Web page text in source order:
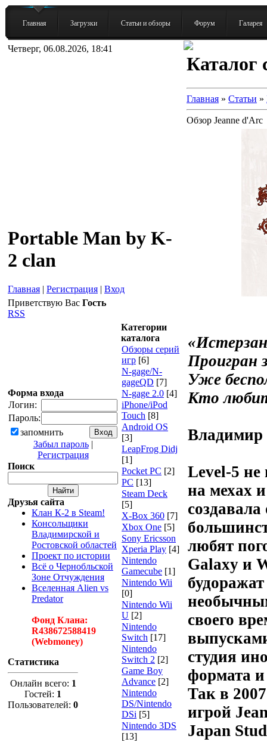
Главная Загрузки Статьи и обзоры Форум Галарея
Четверг, 06.08.2026, 18:41
Portable Man by K-
2 clan
Главная | Регистрация | Вход
Приветствую Вас Гость
RSS
Форма входа
Логин:
Пароль:
запомнить
Забыл пароль|
Регистрация
Поиск
Друзья сайта
Клан К-2 в Steam!
Консольщики
Владимирской и
Ростовской областей
Проект по истории
Всё о Чернобльской
Зоне Отчуждения
Вселенная Alien vs
Predator
Фонд Клана:
R438672588419
(Webmoney)
Статистика
Онлайн всего: 1
Гостей: 1
Пользователей: 0
Категории
каталога
Обзоры серий
игр [6]
N-gage/N-
gageQD [7]
N-gage 2.0 [4]
iPhone/iPod
Touch [8]
Android OS
[3]
LeapFrog Didj
[1]
Pocket PC [2]
PC [13]
Steam Deck
[5]
X-Box 360 [7]
Xbox One [5]
Sony Ericsson
Xperia Play [4]
Nintendo
Gamecube [1]
Nintendo Wii
[0]
Nintendo Wii
U [2]
Nintendo
Switch [17]
Nintendo
Switch 2 [2]
Game Boy
Advance [2]
Nintendo
DS/Nintendo
DSi [5]
Nintendo 3DS
[13]
Каталог
Главная » Статьи »
Обзор Jeanne d'Arc
Проигран
Уже
Кто
Владимир
Level-5 не
на мехах
любят
Galaxy и
своего
студия
формата
Так в
игрой
Japan